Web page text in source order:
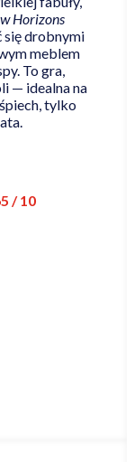
Horizons
się drobnymi
meblem
To gra,
— idealna na
tylko
/ 10